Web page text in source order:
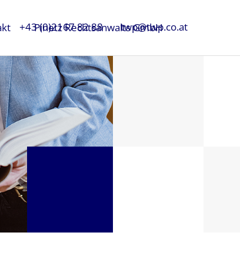
Pinetz Rechtsanwalts GmbH
+43 (0)2167 82 88 twp@twp.co.at